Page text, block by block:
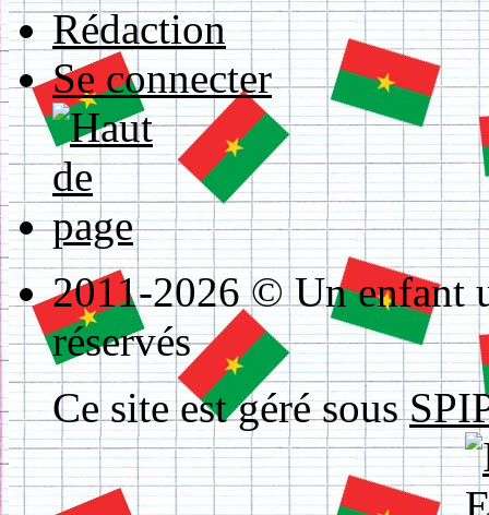
Rédaction
Se connecter
2011-2026 © Un enfant
réservés
Ce site est géré sous